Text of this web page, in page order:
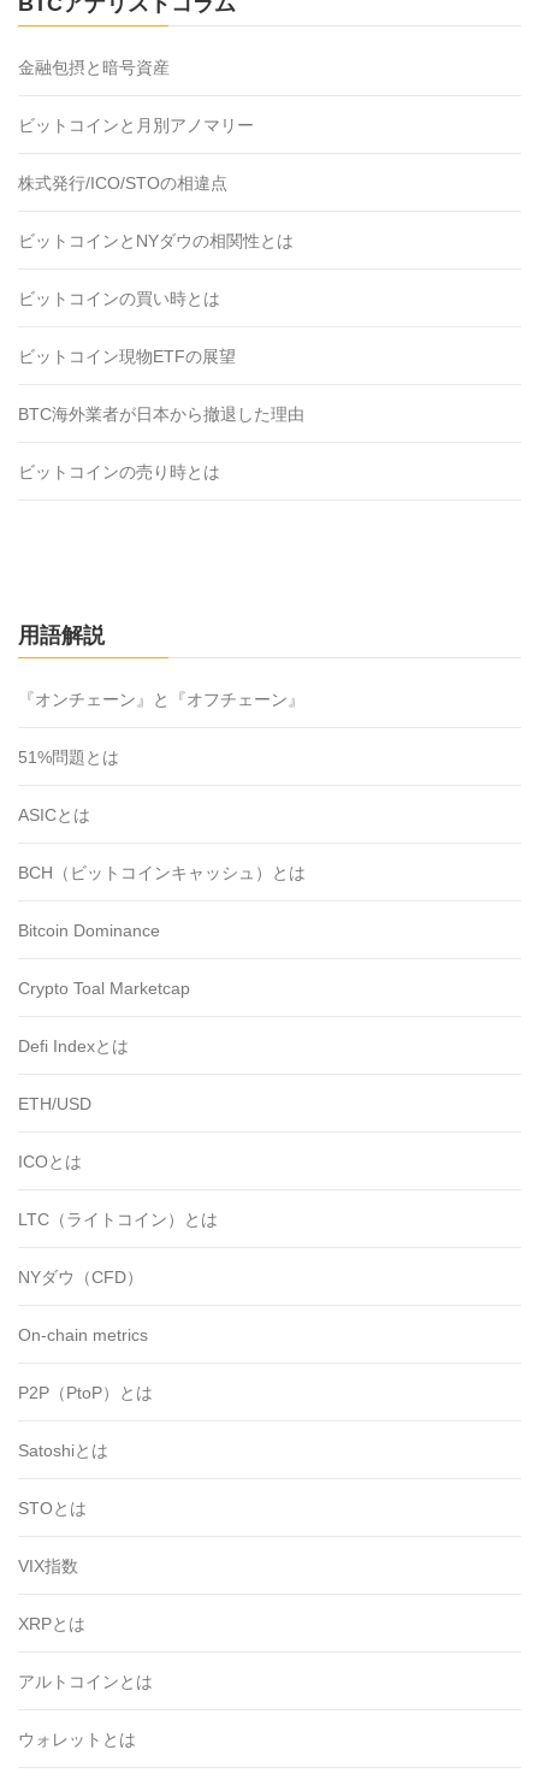
金融包摂と暗号資産
ビットコインと月別アノマリー
株式発行/ICO/STOの相違点
ビットコインとNYダウの相関性とは
ビットコインの買い時とは
ビットコイン現物ETFの展望
BTC海外業者が日本から撤退した理由
ビットコインの売り時とは
用語解説
『オンチェーン』と『オフチェーン』
51%問題とは
ASICとは
BCH（ビットコインキャッシュ）とは
Bitcoin Dominance
Crypto Toal Marketcap
Defi Indexとは
ETH/USD
ICOとは
LTC（ライトコイン）とは
NYダウ（CFD）
On-chain metrics
P2P（PtoP）とは
Satoshiとは
STOとは
VIX指数
XRPとは
アルトコインとは
ウォレットとは